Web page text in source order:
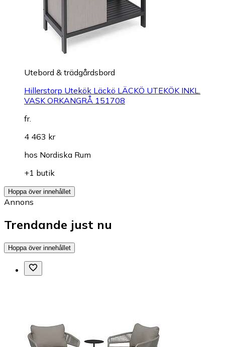
Utebord & trädgårdsbord
Hillerstorp Utekök Läckö LÄCKÖ UTEKÖK INKL.
VASK ORKANGRÅ 151708
fr.
4 463 kr
hos Nordiska Rum
+1 butik
Hoppa över innehållet
Annons
Trendande just nu
Hoppa över innehållet